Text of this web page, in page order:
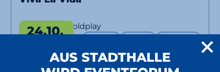
A Tribute to Coldplay
24.10.
20:00 Uhr ab 32 €
AUS STADTHALLE